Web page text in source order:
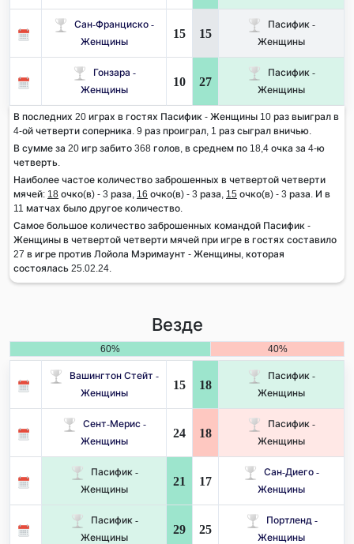
Сан-Франциско -
Женщины
15 15
Пасифик -
Женщины
Гонзара -
Женщины
10 27
Пасифик -
Женщины
В последних 20 играх в гостях Пасифик - Женщины 10 раз выиграл в
4-ой четверти соперника. 9 раз проиграл, 1 раз сыграл вничью.
В сумме за 20 игр забито 368 голов, в среднем по 18,4 очка за 4-ю
четверть.
Наиболее частое количество заброшенных в четвертой четверти
мячей: 18 очко(в) - 3 раза, 16 очко(в) - 3 раза, 15 очко(в) - 3 раза. И в
11 матчах было другое количество.
Самое большое количество заброшенных командой Пасифик -
Женщины в четвертой четверти мячей при игре в гостях составило
27 в игре против Лойола Мэримаунт - Женщины, которая
состоялась 25.02.24.
Везде
60% 40%
Вашингтон Стейт -
Женщины
15 18
Пасифик -
Женщины
Сент-Мерис -
Женщины
24 18
Пасифик -
Женщины
Пасифик -
Женщины
21 17
Сан-Диего -
Женщины
Пасифик -
Женщины
29 25
Портленд -
Женщины